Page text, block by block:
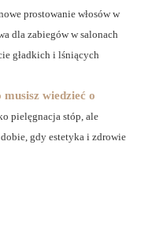
prostowanie włosów w
dla zabiegów w salonach
gładkich i lśniących
wiedzieć o
pielęgnacja stóp, ale
gdy estetyka i zdrowie